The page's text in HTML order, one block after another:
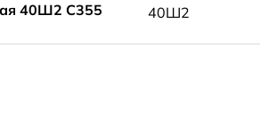
40Ш2 С355 40Ш2